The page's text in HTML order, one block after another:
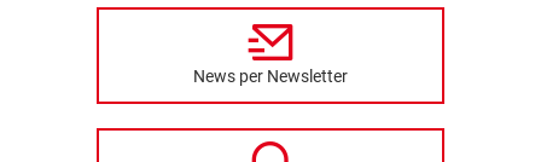
News per Newsletter